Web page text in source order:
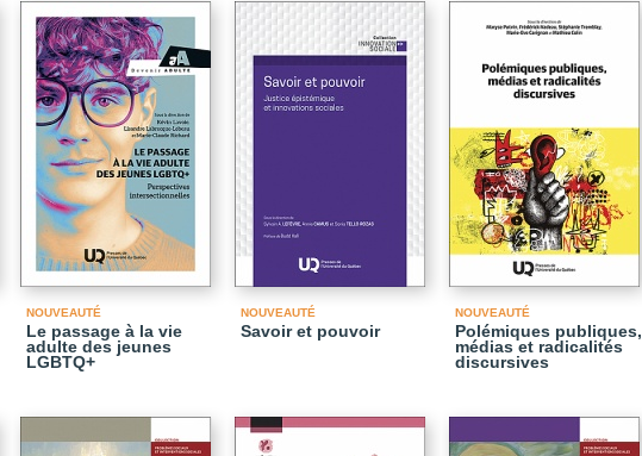
NOUVEAUTÉ
Le passage à la vie
adulte des jeunes
LGBTQ+
NOUVEAUTÉ
Savoir et pouvoir
NOUVEAUTÉ
Polémiques publiques,
médias et radicalités
discursives